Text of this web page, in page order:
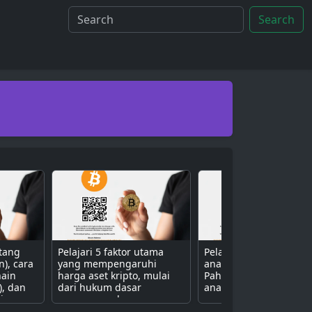
Search
cara
dan
Pelajari 5 faktor utama
yang mempengaruhi
harga aset kripto, mulai
dari hukum dasar
penawaran dan
Pelajari 3 metode
analisis aset kripto.
Pahami perbedaan
analisis fundamental